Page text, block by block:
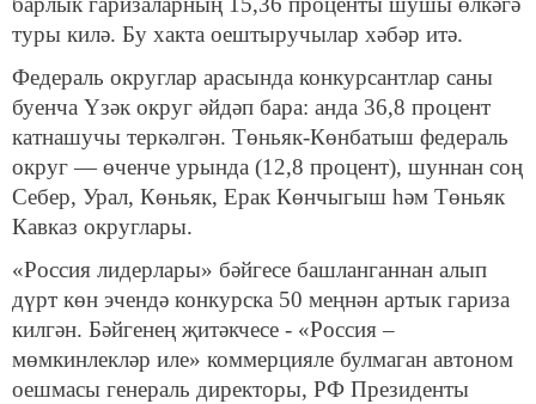
туры килә. Бу хакта оештыручылар хәбәр итә.
Федераль округлар арасында конкурсантлар саны
буенча Үзәк округ әйдәп бара: анда 36,8 процент
катнашучы теркәлгән. Төньяк-Көнбатыш федераль
округ — өченче урында (12,8 процент), шуннан соң
Себер, Урал, Көньяк, Ерак Көнчыгыш һәм Төньяк
Кавказ округлары.
«Россия лидерлары» бәйгесе башланганнан алып
дүрт көн эчендә конкурска 50 меңнән артык гариза
килгән. Бәйгенең җитәкчесе - «Россия –
мөмкинлекләр иле» коммерцияле булмаган автоном
оешмасы генераль директоры, РФ Президенты